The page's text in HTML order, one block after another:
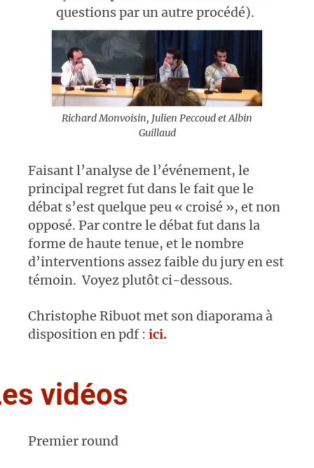
questions par un autre procédé).
Richard Monvoisin, Julien Peccoud et Albin
Guillaud
Faisant l’analyse de l’événement, le
principal regret fut dans le fait que le
débat s’est quelque peu « croisé », et non
opposé. Par contre le débat fut dans la
forme de haute tenue, et le nombre
d’interventions assez faible du jury en est
témoin. Voyez plutôt ci-dessous.
Christophe Ribuot met son diaporama à
disposition en pdf : ici.
vidéos
Premier round